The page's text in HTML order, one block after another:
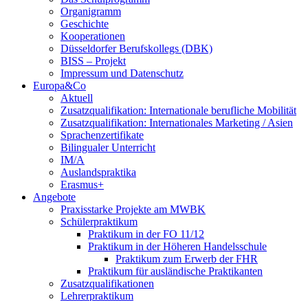
Organigramm
Geschichte
Kooperationen
Düsseldorfer Berufskollegs (DBK)
BISS – Projekt
Impressum und Datenschutz
Europa&Co
Aktuell
Zusatzqualifikation: Internationale berufliche Mobilität
Zusatzqualifikation: Internationales Marketing / Asien
Sprachenzertifikate
Bilingualer Unterricht
IM/A
Auslandspraktika
Erasmus+
Angebote
Praxisstarke Projekte am MWBK
Schülerpraktikum
Praktikum in der FO 11/12
Praktikum in der Höheren Handelsschule
Praktikum zum Erwerb der FHR
Praktikum für ausländische Praktikanten
Zusatzqualifikationen
Lehrerpraktikum